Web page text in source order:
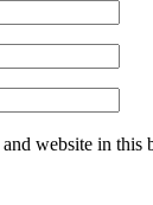
website in this